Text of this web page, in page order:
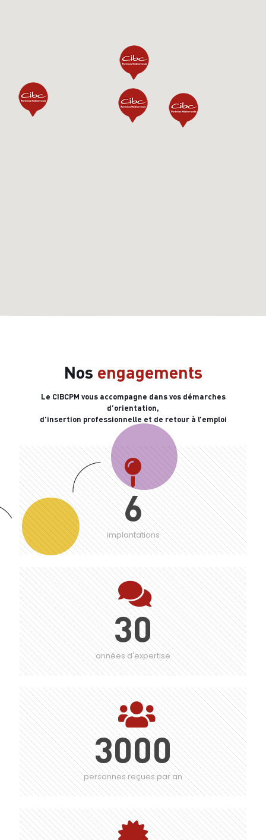
Nos engagements
Le CIBCPM vous accompagne dans vos démarches
d’orientation,
d’insertion professionnelle et de retour à l’emploi
6
implantations
30
années d'expertise
3000
personnes reçues par an